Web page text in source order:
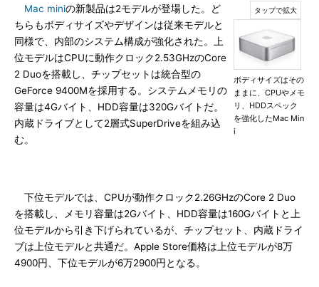
ボディサイズはその
ままに、CPUやメモ
リ、HDDスペック
を強化したMac Min
i
Mac miniの新製品は2モデルが登場した。ど
ちらもボディサイズやデザインは従来モデルと
同様で、内部のシステム構成が強化された。上
位モデルはCPUに動作クロック2.53GHzのCore
2 Duoを搭載し、チップセットは統合型の
GeForce 9400Mを採用する。システムメモリの
容量は4Gバイト、HDD容量は320Gバイトだ。
内蔵ドライブとして2層式SuperDriveを組み込
む。
下位モデルでは、CPUが動作クロック2.26GHzのCore 2 Duo
を搭載し、メモリ容量は2Gバイト、HDD容量は160Gバイトと上
位モデルから引き下げられているが、チップセット、内蔵ドライ
ブは上位モデルと共通だ。Apple Store価格は上位モデルが8万
4900円、下位モデルが6万2900円となる。